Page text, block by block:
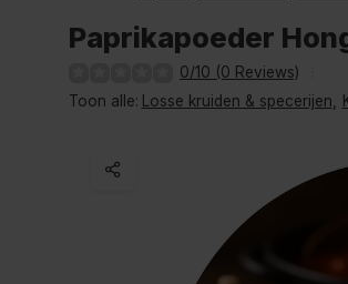
Paprikapoeder
0/10 (0 Reviews)
Toon alle: Losse kruiden & specerijen